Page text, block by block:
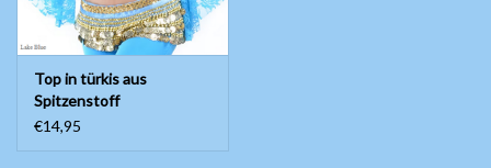
Top in türkis aus
Spitzenstoff
€14,95